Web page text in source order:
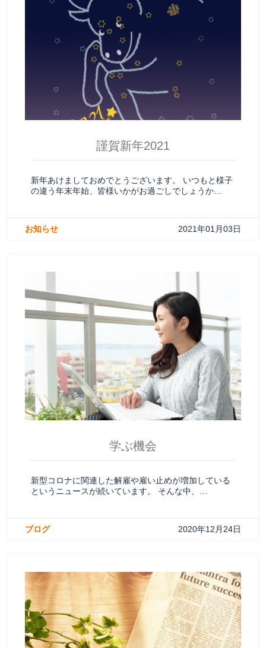
謹賀新年2021
新年あけましておめでとうございます。 いつもと様子
の違う年末年始、皆様いかがお過ごしでしょうか…
お知らせ 2021年01月03日
学ぶ機会
新型コロナに関連した解雇や雇い止めが増加している
というニュースが続いています。 そんな中、…
ブログ 2020年12月24日